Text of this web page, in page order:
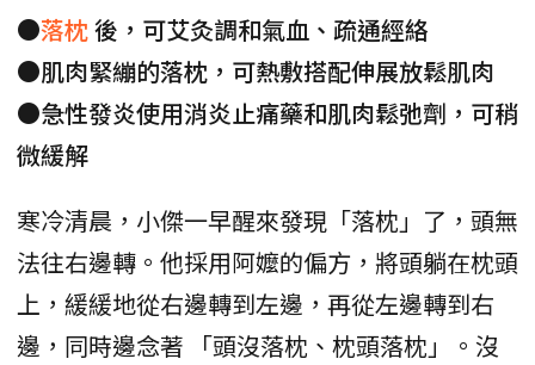
●落枕後，可艾灸調和氣血、疏通經絡
●肌肉緊繃的落枕，可熱敷搭配伸展放鬆肌肉
●急性發炎使用消炎止痛藥和肌肉鬆弛劑，可稍
微緩解
寒冷清晨，小傑一早醒來發現「落枕」了，頭無
法往右邊轉。他採用阿嬤的偏方，將頭躺在枕頭
上，緩緩地從右邊轉到左邊，再從左邊轉到右
邊，同時邊念著 「頭沒落枕、枕頭落枕」。沒